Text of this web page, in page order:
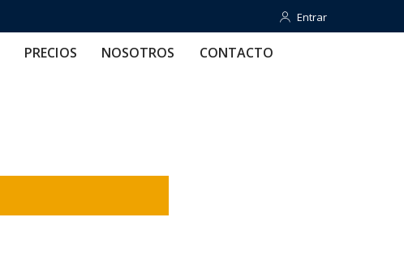
Entrar
Entrar
PRECIOS NOSOTROS CONTACTO